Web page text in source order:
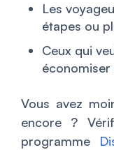
Les
étapes ou
Ceux qui
économiser
Vous avez
encore ?
programme